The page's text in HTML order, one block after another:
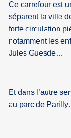
Ce carrefour est
séparent la ville
forte circulation
notamment les
Jules Guesde…
Et dans l’autre
au parc de